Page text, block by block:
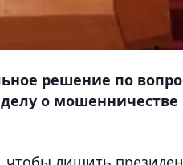
решение по
о мошенничестве